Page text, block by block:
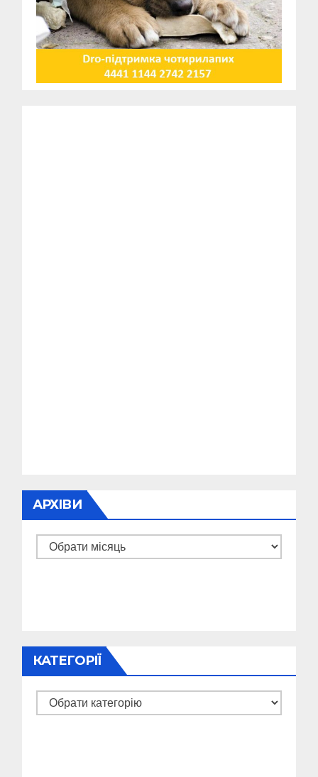
АРХІВИ
Архіви
КАТЕГОРІЇ
Категорії